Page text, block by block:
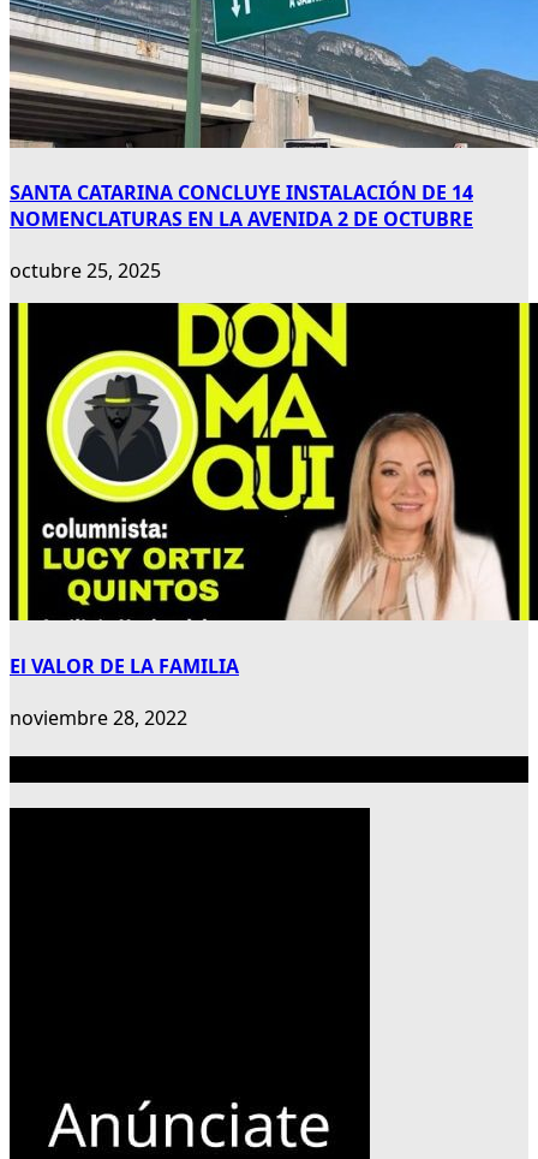
SANTA CATARINA CONCLUYE INSTALACIÓN DE 14
NOMENCLATURAS EN LA AVENIDA 2 DE OCTUBRE
octubre 25, 2025
El VALOR DE LA FAMILIA
noviembre 28, 2022